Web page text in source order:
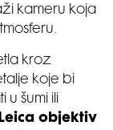
kameru koja
kroz
koje bi
šumi ili
objektiv